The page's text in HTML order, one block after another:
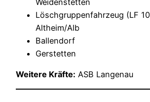
Löschgruppenfahrzeug (LF
Altheim/Alb
Ballendorf
Gerstetten
Weitere Kräfte: ASB Langenau